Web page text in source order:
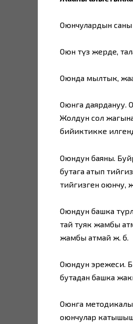
Оюнчулардын
Оюн түз жерде,
Оюнда мылтык,
Оюнга даярдануу.
Жолдун сол
бийиктикке
Оюндун баяны.
бутага атып
тийгизген оюнчу,
Оюндун башка
тай туяк жамбы
жамбы атмай ж. б.
Оюндун эрежеси.
бутадан башка
Оюнга
оюнчулар